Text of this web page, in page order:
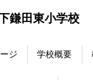
鎌田東小学校
ジ 学校概要